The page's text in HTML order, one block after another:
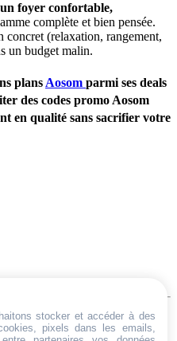
foyer confortable,
complète et bien pensée.
concret (relaxation, rangement,
un budget malin.
plans Aosom parmi ses deals
des codes promo Aosom
en qualité sans sacrifier votre
stocker et accéder à des
pixels dans les emails,